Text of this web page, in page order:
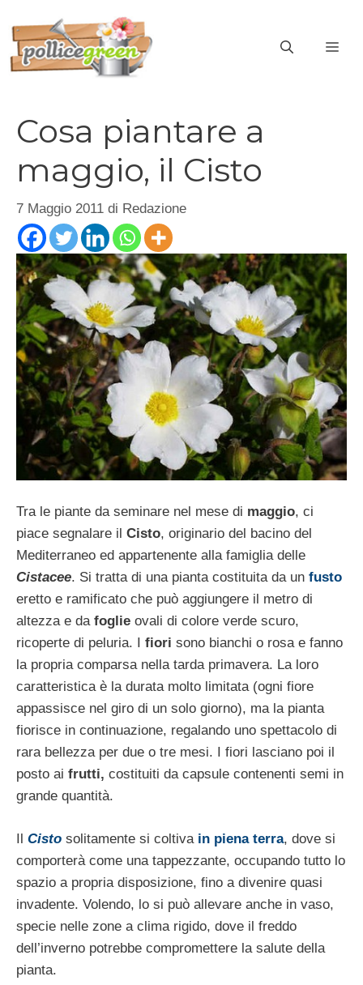
contenuto
Cosa piantare a
maggio, il Cisto
7 Maggio 2011 di Redazione
Tra le piante da seminare nel mese di maggio, ci
piace segnalare il Cisto, originario del bacino del
Mediterraneo ed appartenente alla famiglia delle
Cistacee. Si tratta di una pianta costituita da un fusto
eretto e ramificato che può aggiungere il metro di
altezza e da foglie ovali di colore verde scuro,
ricoperte di peluria. I fiori sono bianchi o rosa e fanno
la propria comparsa nella tarda primavera. La loro
caratteristica è la durata molto limitata (ogni fiore
appassisce nel giro di un solo giorno), ma la pianta
fiorisce in continuazione, regalando uno spettacolo di
rara bellezza per due o tre mesi. I fiori lasciano poi il
posto ai frutti, costituiti da capsule contenenti semi in
grande quantità.
Il Cisto solitamente si coltiva in piena terra, dove si
comporterà come una tappezzante, occupando tutto lo
spazio a propria disposizione, fino a divenire quasi
invadente. Volendo, lo si può allevare anche in vaso,
specie nelle zone a clima rigido, dove il freddo
dell’inverno potrebbe compromettere la salute della
pianta.